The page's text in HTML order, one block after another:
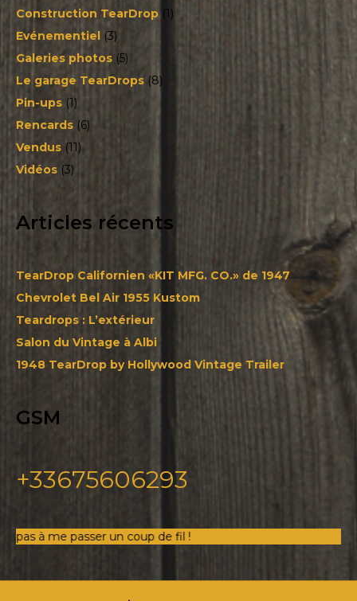
Construction TearDrop(1)
Evénementiel
(3)
Galeries photos (5)
Le garage TearDrops (8)
Pin-ups (1)
Rencards (6)
Vendus (11)
Vidéos (3)
Articles récents
TearDrop Californien «KIT MFG. CO.» de 1947
Chevrolet Bel Air 1955 Kustom
Teardrops : L’extérieur
Salon du Vintage à Albi
1948 TearDrop by Hollywood Vintage Trailer
GSM
+33675606293
passer un coup de fil !